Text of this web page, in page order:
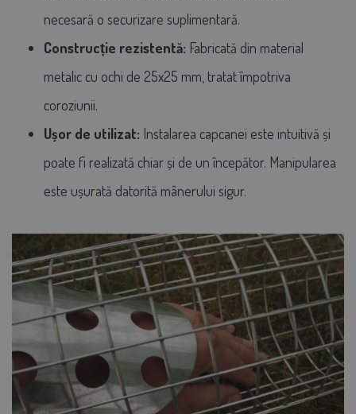
necesară o securizare suplimentară.
Construcție rezistentă: Fabricată din material
metalic cu ochi de 25x25 mm, tratat împotriva
coroziunii.
Ușor de utilizat: Instalarea capcanei este intuitivă și
poate fi realizată chiar și de un începător. Manipularea
este ușurată datorită mânerului sigur.